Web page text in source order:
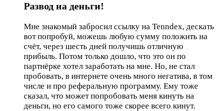
Развод на деньги!
Мне знакомый забросил ссылку на Tenndex, дескать
вот попробуй, можешь любую сумму положить на
счёт, через шесть дней получишь отличную
прибыль. Потом только дошло, что это он по
партнёрке хотел заработать на мне. Но, не стал
пробовать, в интернете очень много негатива, в том
числе и про реферальную программу. Ему тоже
сказал, что может попробовать меня кинуть на
деньги, но его самого тоже скорее всего кинут.